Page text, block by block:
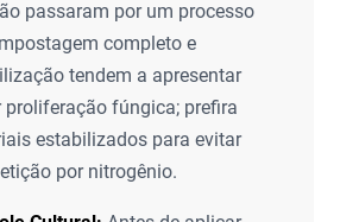
passaram por um processo
completo e
tendem a apresentar
proliferação fúngica; prefira
estabilizados para evitar
por nitrogênio.